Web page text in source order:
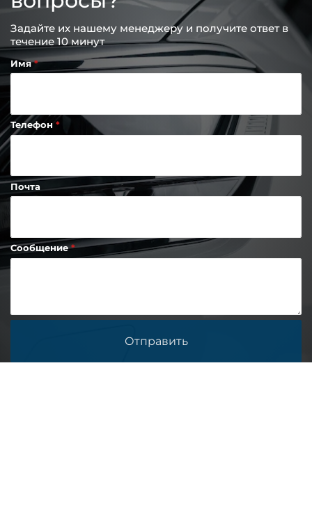
Задайте их нашему менеджеру и получите ответ в
течение 10 минут
Имя
Телефон
Почта
Сообщение